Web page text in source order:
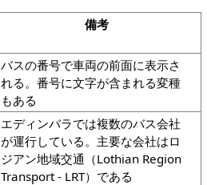
備考
バスの番号で車両の前面に表示さ
れる。番号に文字が含まれる変種
もある
エディンバラでは複数のバス会社
が運行している。主要な会社はロ
ジアン地域交通（Lothian Region
Transport - LRT）である